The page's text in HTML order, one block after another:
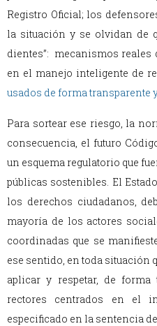
Registro Oficial; los
la situación y se olvidan de
dientes”: mecanismos reales
en el manejo inteligente de
usados de forma transparente
Para sortear ese riesgo, la
consecuencia, el futuro
un esquema regulatorio que
públicas sostenibles. El
los derechos ciudadanos,
mayoría de los actores
coordinadas que se
ese sentido, en toda situación
aplicar y respetar, de forma
rectores centrados en el
especificado en la sentencia